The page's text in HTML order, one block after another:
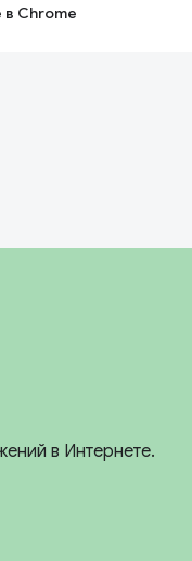
в Chrome
в Интернете.